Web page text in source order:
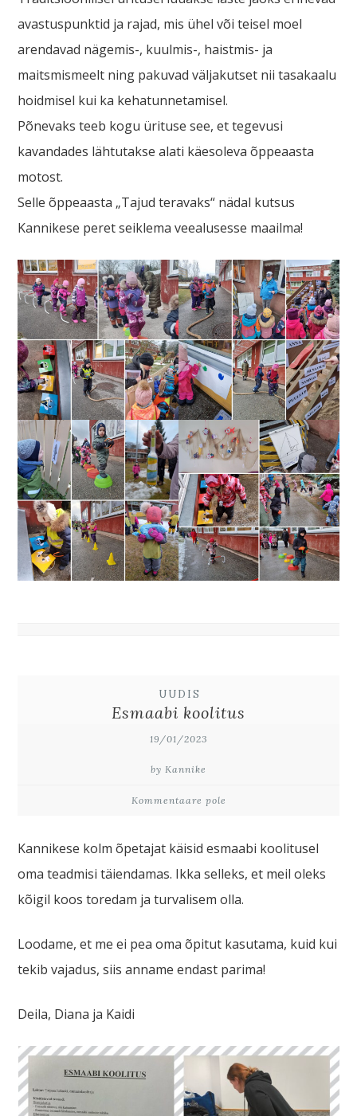
avastuspunktid ja rajad, mis ühel või teisel moel
arendavad nägemis-, kuulmis-, haistmis- ja
maitsmismeelt ning pakuvad väljakutset nii tasakaalu
hoidmisel kui ka kehatunnetamisel.
Põnevaks teeb kogu ürituse see, et tegevusi
kavandades lähtutakse alati käesoleva õppeaasta
motost.
Selle õppeaasta „Tajud teravaks“ nädal kutsus
Kannikese peret seiklema veealusesse maailma!
UUDIS
Esmaabi koolitus
19/01/2023
by Kannike
Kommentaare pole
Kannikese kolm õpetajat käisid esmaabi koolitusel
oma teadmisi täiendamas. Ikka selleks, et meil oleks
kõigil koos toredam ja turvalisem olla.
Loodame, et me ei pea oma õpitut kasutama, kuid kui
tekib vajadus, siis anname endast parima!
Deila, Diana ja Kaidi